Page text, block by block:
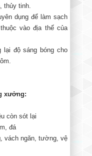
thủy tinh.
dụng để làm sạch
vào địa thế của
lại độ sáng bóng cho
xưởng:
còn sót lại
đá
vách ngăn, tường, vệ